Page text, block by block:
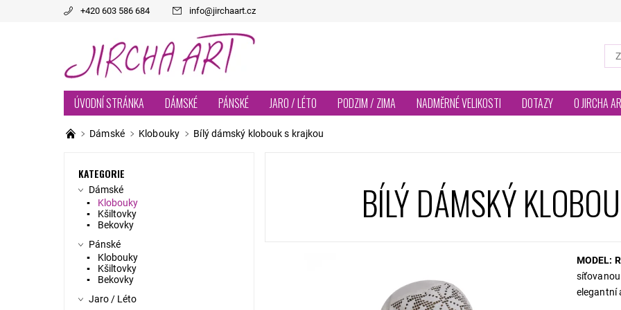
+420 603 586 684 info@jirchaart.cz
ÚVODNÍ STRÁNKA DÁMSKÉ PÁNSKÉ JARO / LÉTO PODZIM / ZIMA NADMĚRNÉ VELIKOSTI DOTAZY O JIRCHA
Dámské Klobouky Bílý dámský klobouk s krajkou
BÍLÝ DÁMSKÝ
MODEL:
elegantní
KATEGORIE
Dámské
Klobouky
Kšiltovky
Bekovky
Pánské
Klobouky
Kšiltovky
Bekovky
Jaro / Léto